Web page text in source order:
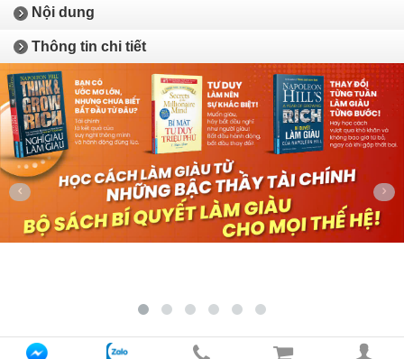
Nội dung
Thông tin chi tiết